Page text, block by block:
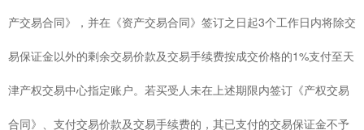
产交易合同》，并在《资产交易合同》签订之日起3个工作日内将除交
易保证金以外的剩余交易价款及交易手续费按成交价格的1%支付至天
津产权交易中心指定账户。若买受人未在上述期限内签订《产权交易
合同》、支付交易价款及交易手续费的，其已支付的交易保证金不予